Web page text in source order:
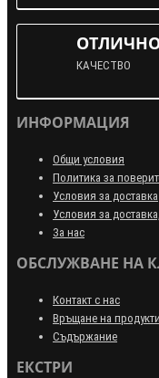
КАЧЕСТВО
ИНФОРМАЦИЯ
Общи условия
Политика за
Условия за доставка
Условия за
За нас
ОБСЛУЖВАНЕ НА
Контакт с нас
Връщане на продукти
Съдържание
ЕКСТРИ